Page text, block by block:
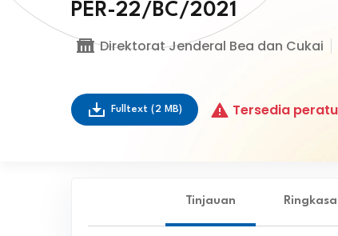
PER-22/BC/2021
Direktorat Jenderal Bea dan Cukai
Fulltext (2 MB) Tersedia
Tinjauan